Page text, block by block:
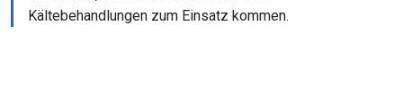
Kältebehandlungen zum Einsatz kommen.